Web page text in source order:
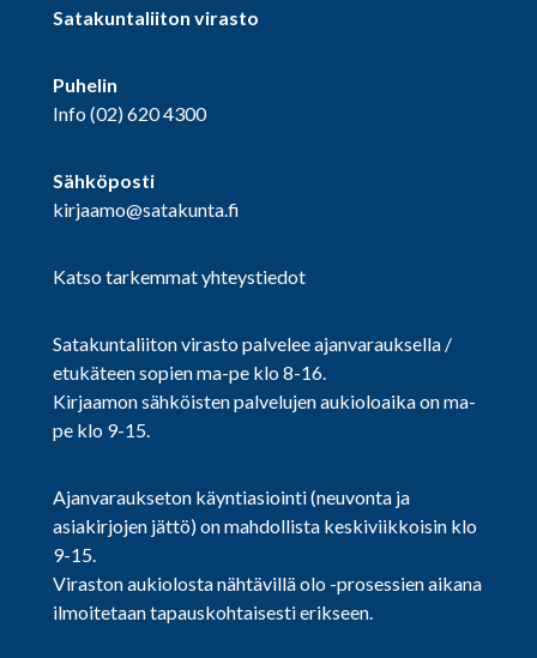
Satakuntaliiton virasto
Puhelin
Info(02) 620 4300
Sähköposti
kirjaamo@satakunta.fi
Katso tarkemmat yhteystiedot
Satakuntaliiton virasto palvelee ajanvarauksella /
etukäteen sopien ma-pe klo 8-16.
Kirjaamon sähköisten palvelujen aukioloaika on ma-
pe klo 9-15.
Ajanvaraukseton käyntiasiointi (neuvonta ja
asiakirjojen jättö) on mahdollista keskiviikkoisin klo
9-15.
Viraston aukiolosta nähtävillä olo -prosessien aikana
ilmoitetaan tapauskohtaisesti erikseen.